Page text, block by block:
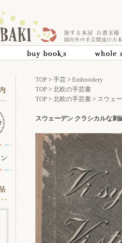
TOP > 手芸 > Embroidery
TOP > 北欧の手芸書
TOP > 北欧の手芸書 > スウェ
スウェーデン クラシカルな